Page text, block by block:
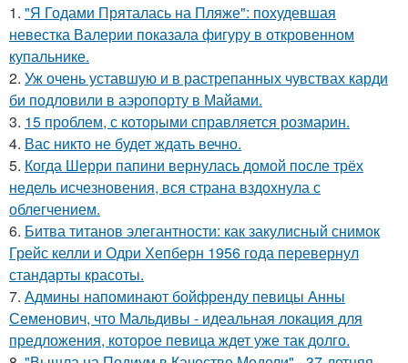
1. "Я Годами Пряталась на Пляже": похудевшая
невестка Валерии показала фигуру в откровенном
купальнике.
2. Уж очень уставшую и в растрепанных чувствах карди
би подловили в аэропорту в Майами.
3. 15 проблем, с которыми справляется розмарин.
4. Вас никто не будет ждать вечно.
5. Когда Шерри папини вернулась домой после трёх
недель исчезновения, вся страна вздохнула с
облегчением.
6. Битва титанов элегантности: как закулисный снимок
Грейс келли и Одри Хепберн 1956 года перевернул
стандарты красоты.
7. Админы напоминают бойфренду певицы Анны
Семенович, что Мальдивы - идеальная локация для
предложения, которое певица ждет уже так долго.